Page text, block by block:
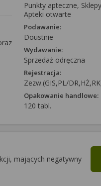
Punkty apteczne,
Apteki otwarte
Podawanie:
Doustnie
Wydawanie:
Sprzedaż odręczna
Rejestracja:
Zezw.(GIS,PL/
Opakowanie handlowe:
120 tabl.
mających negatywny